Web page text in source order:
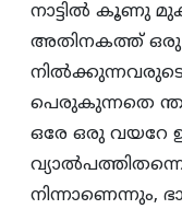
നാട്ടില്‍ കൂണു
അതിനകത്ത്‌
പെരുകുന്നതെ
ഒരേ ഒരു വയറേ
നിന്നാണെന്നും,